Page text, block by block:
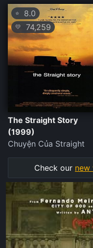
⭐ 8.0
💛 74,259
The Straight Story
(1999)
Chuyện Của Straight
Check our new